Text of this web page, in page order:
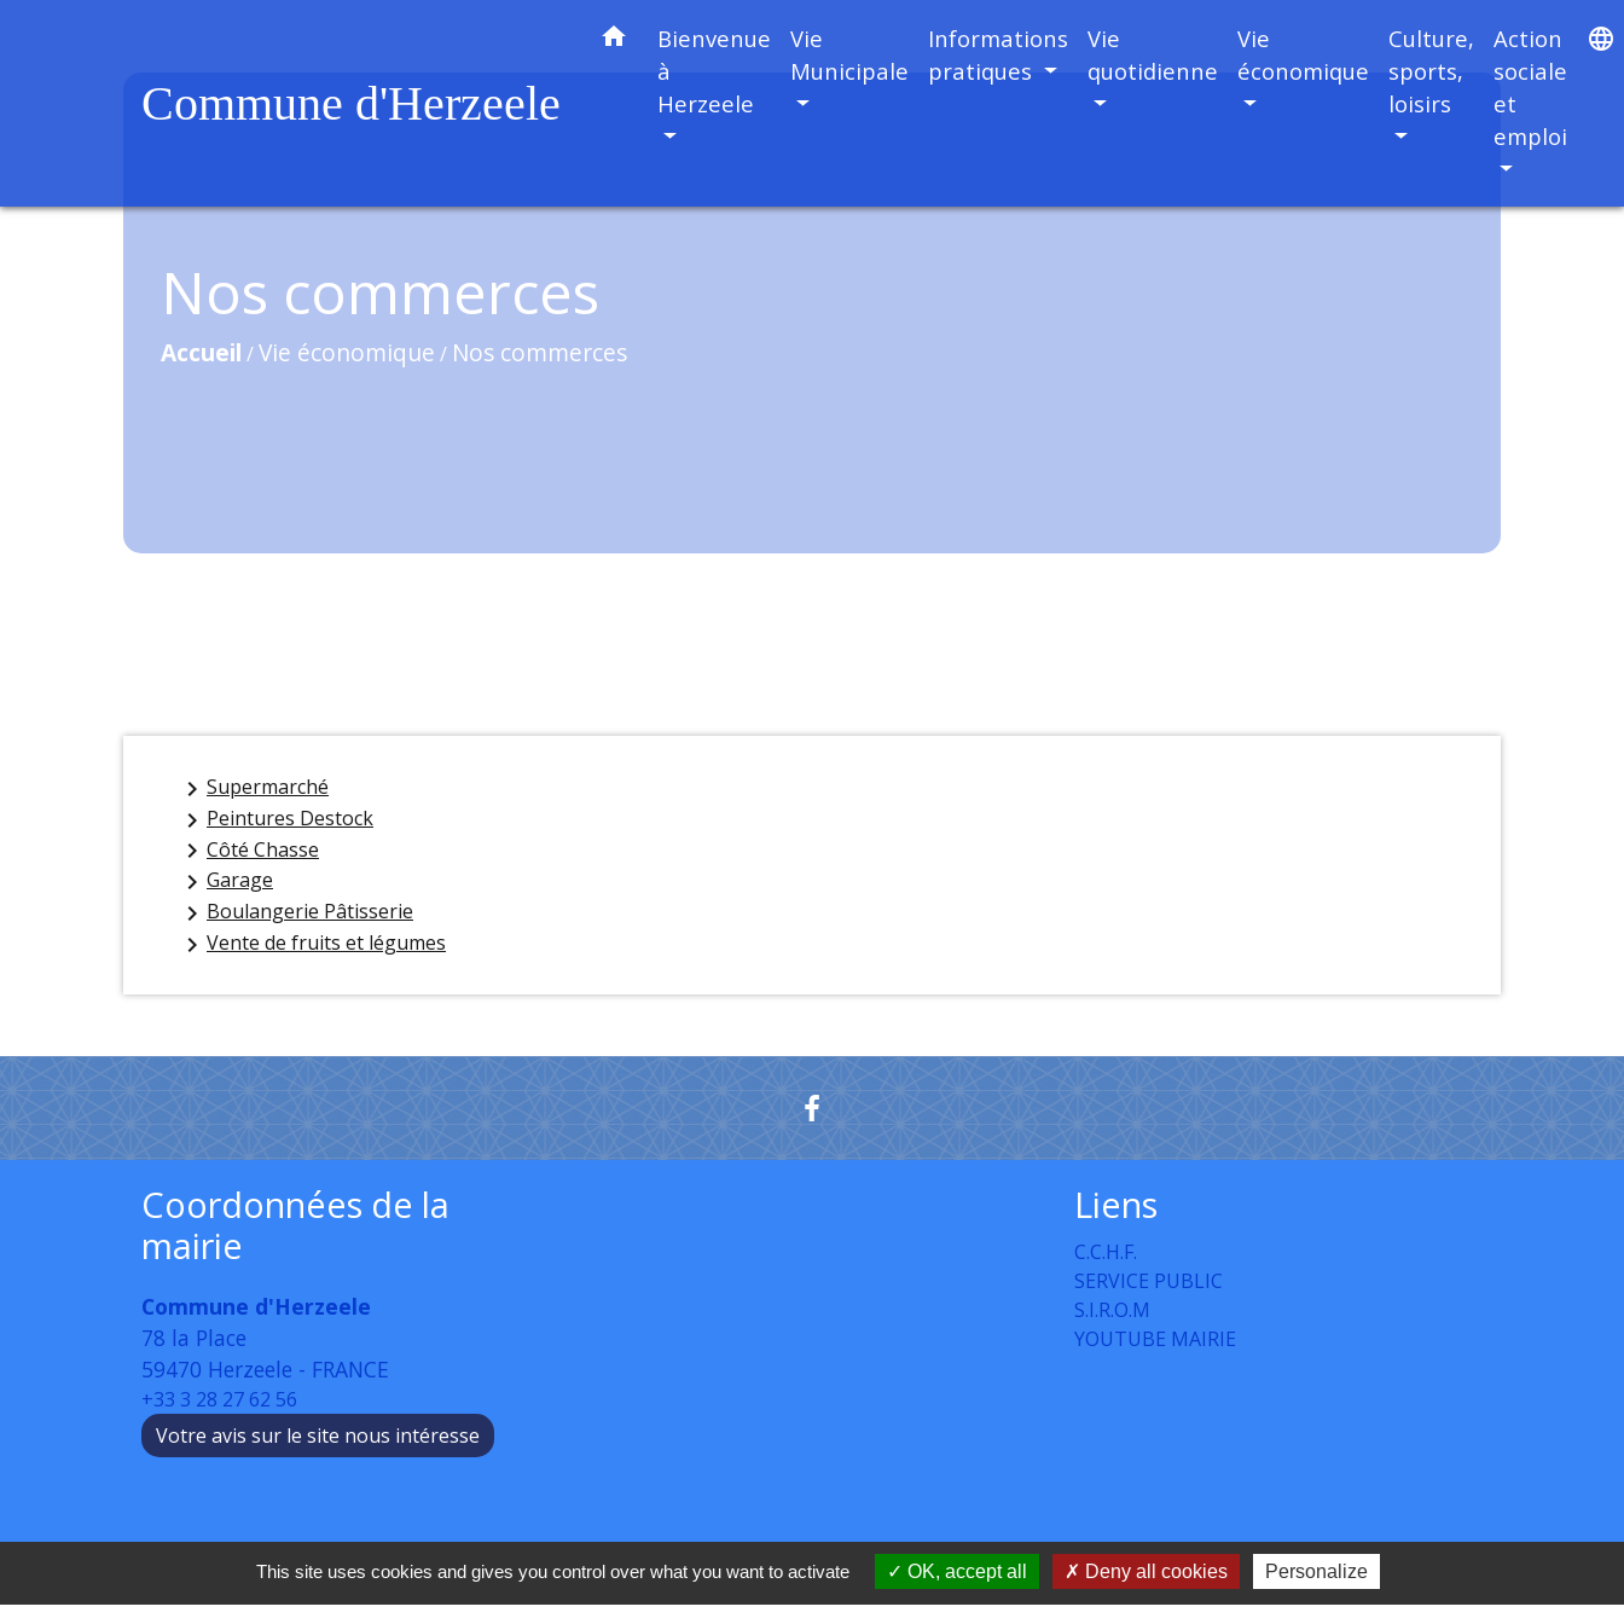
Commune d'Herzeele
home
Bienvenue
à
Herzeele
Vie
Municipale
Informations
pratiques
Vie
quotidienne
Vie
économique
Culture,
sports,
loisirs
Action
sociale
et
emploi
language
Nos commerces
Accueil /Vie économique / Nos commerces
keyboard_arrow_right Supermarché
keyboard_arrow_right Peintures Destock
keyboard_arrow_right Côté Chasse
keyboard_arrow_right Garage
keyboard_arrow_right Boulangerie Pâtisserie
keyboard_arrow_right Vente de fruits et légumes
Coordonnées de la
mairie
Commune d'Herzeele
78 la Place
59470 Herzeele - FRANCE
+33 3 28 27 62 56
Votre avis sur le site nous intéresse
Liens
C.C.H.F.
SERVICE PUBLIC
S.I.R.O.M
YOUTUBE MAIRIE
This site uses cookies and gives you control over what you want to activate OK, accept all Deny all cookies Personalize